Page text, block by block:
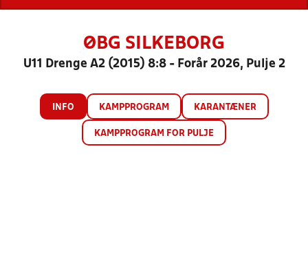
ØBG SILKEBORG
U11 Drenge A2 (2015) 8:8 - Forår 2026, Pulje 2
INFO KAMPPROGRAM KARANTÆNER
KAMPPROGRAM FOR PULJE